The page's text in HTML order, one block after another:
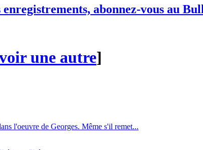
enregistrements, abonnez-vous au
oir une autre]
l'oeuvre de Georges. Même s'il remet...